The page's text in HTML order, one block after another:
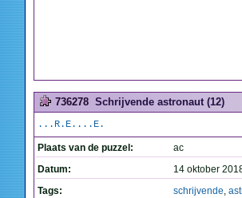
736278 Schrijvende astronaut (12)
...R.E....E.
Plaats van de puzzel:
ac
Datum:
14 oktober
Tags:
schrijvende,